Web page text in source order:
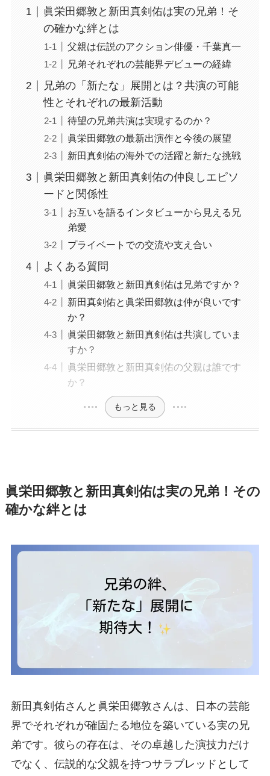
眞栄田郷敦と新田真剣佑は実の兄弟！そ
の確かな絆とは
父親は伝説のアクション俳優・千葉真一
兄弟それぞれの芸能界デビューの経緯
兄弟の「新たな」展開とは？共演の可能
性とそれぞれの最新活動
待望の兄弟共演は実現するのか？
眞栄田郷敦の最新出演作と今後の展望
新田真剣佑の海外での活躍と新たな挑戦
眞栄田郷敦と新田真剣佑の仲良しエピソ
ードと関係性
お互いを語るインタビューから見える兄
弟愛
プライベートでの交流や支え合い
よくある質問
眞栄田郷敦と新田真剣佑は兄弟ですか？
新田真剣佑と眞栄田郷敦は仲が良いです
か？
眞栄田郷敦と新田真剣佑は共演していま
すか？
眞栄田郷敦と新田真剣佑の父親は誰です
か？
もっと見る
眞栄田郷敦と新田真剣佑は実の兄弟！その
確かな絆とは
新田真剣佑さんと眞栄田郷敦さんは、日本の芸能
界でそれぞれが確固たる地位を築いている実の兄
弟です。彼らの存在は、その卓越した演技力だけ
でなく、伝説的な父親を持つサラブレッドとして